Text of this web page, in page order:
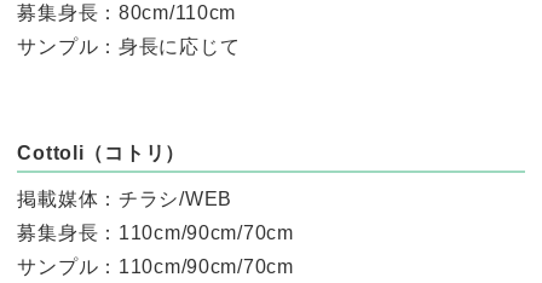
募集身長：80cm/110cm
サンプル：身長に応じて
Cottoli（コトリ）
掲載媒体：チラシ/WEB
募集身長：110cm/90cm/70cm
サンプル：110cm/90cm/70cm